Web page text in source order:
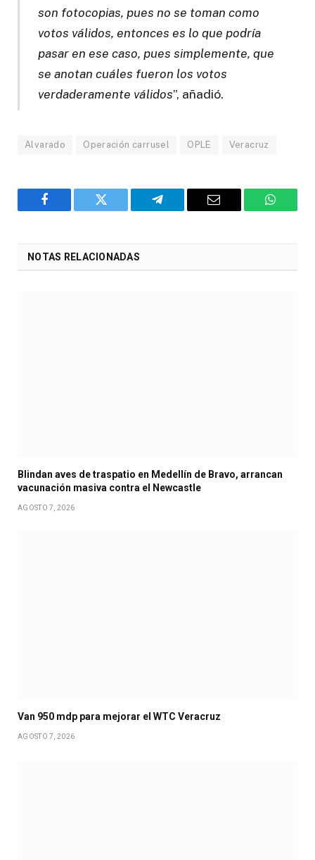
son fotocopias, pues no se toman como
votos válidos, entonces es lo que podría
pasar en ese caso, pues simplemente, que
se anotan cuáles fueron los votos
verdaderamente válidos”, añadió.
Alvarado Operación carrusel OPLE Veracruz
Facebook Twitter Telegram Email
NOTAS RELACIONADAS
Blindan aves de traspatio en Medellín de Bravo, arrancan
vacunación masiva contra el Newcastle
AGOSTO 7, 2026
Van 950 mdp para mejorar el WTC Veracruz
AGOSTO 7, 2026